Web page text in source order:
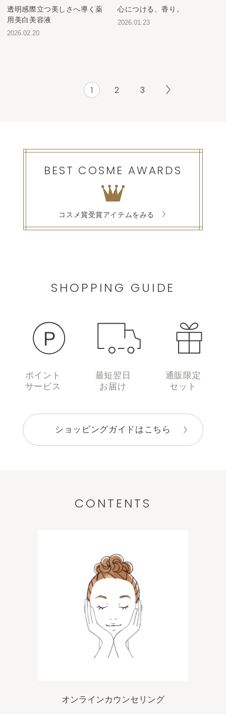
透明感際立つ美しさへ導く薬
用美白美容液
2026.02.20
心につける、香り。
2026.01.23
1 2 3
BEST COSME AWARDS
コスメ賞受賞アイテムをみる
SHOPPING GUIDE
ポイント
サービス
最短翌日
お届け
通販限定
セット
ショッピングガイドはこちら
CONTENTS
オンラインカウンセリング